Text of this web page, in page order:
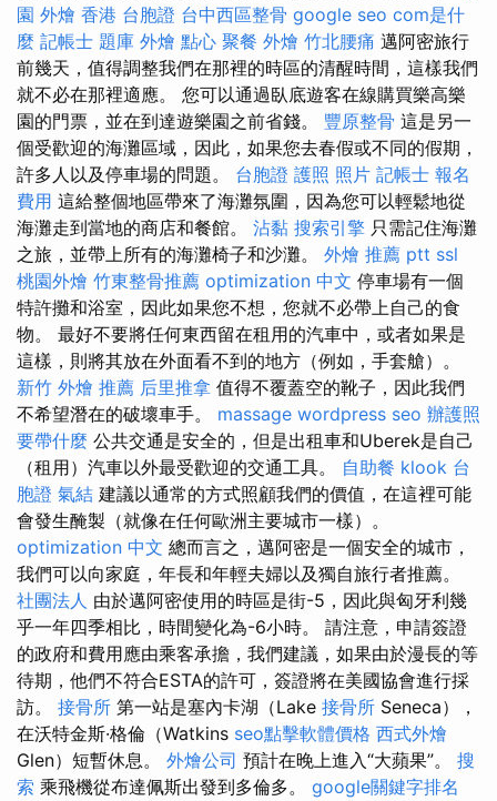
園 外燴 香港 台胞證 台中西區整骨 google seo com是什
麼 記帳士 題庫 外燴 點心 聚餐 外燴 竹北腰痛 邁阿密旅行
前幾天，值得調整我們在那裡的時區的清醒時間，這樣我們
就不必在那裡適應。 您可以通過臥底遊客在線購買樂高樂
園的門票，並在到達遊樂園之前省錢。 豐原整骨 這是另一
個受歡迎的海灘區域，因此，如果您去春假或不同的假期，
許多人以及停車場的問題。 台胞證 護照 照片 記帳士 報名
費用 這給整個地區帶來了海灘氛圍，因為您可以輕鬆地從
海灘走到當地的商店和餐館。 沾黏 搜索引擎 只需記住海灘
之旅，並帶上所有的海灘椅子和沙灘。 外燴 推薦 ptt ssl
桃園外燴 竹東整骨推薦 optimization 中文 停車場有一個
特許攤和浴室，因此如果您不想，您就不必帶上自己的食
物。 最好不要將任何東西留在租用的汽車中，或者如果是
這樣，則將其放在外面看不到的地方（例如，手套艙）。
新竹 外燴 推薦 后里推拿 值得不覆蓋空的靴子，因此我們
不希望潛在的破壞車手。 massage wordpress seo 辦護照
要帶什麼 公共交通是安全的，但是出租車和Uberek是自己
（租用）汽車以外最受歡迎的交通工具。 自助餐 klook 台
胞證 氣結 建議以通常的方式照顧我們的價值，在這裡可能
會發生醃製（就像在任何歐洲主要城市一樣）。
optimization 中文 總而言之，邁阿密是一個安全的城市，
我們可以向家庭，年長和年輕夫婦以及獨自旅行者推薦。
社團法人 由於邁阿密使用的時區是街-5，因此與匈牙利幾
乎一年四季相比，時間變化為-6小時。 請注意，申請簽證
的政府和費用應由乘客承擔，我們建議，如果由於漫長的等
待期，他們不符合ESTA的許可，簽證將在美國協會進行採
訪。 接骨所 第一站是塞內卡湖（Lake 接骨所 Seneca），
在沃特金斯·格倫（Watkins seo點擊軟體價格 西式外燴
Glen）短暫休息。 外燴公司 預計在晚上進入“大蘋果”。 搜
索 乘飛機從布達佩斯出發到多倫多。 google關鍵字排名